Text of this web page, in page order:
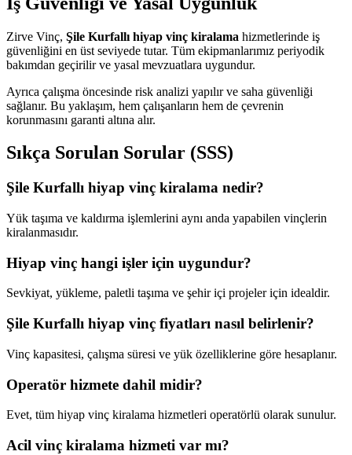
Zirve Vinç, Şile Kurfallı hiyap vinç kiralama hizmetlerinde iş
güvenliğini en üst seviyede tutar. Tüm ekipmanlarımız periyodik
bakımdan geçirilir ve yasal mevzuatlara uygundur.
Ayrıca çalışma öncesinde risk analizi yapılır ve saha güvenliği
sağlanır. Bu yaklaşım, hem çalışanların hem de çevrenin
korunmasını garanti altına alır.
Sıkça Sorulan Sorular (SSS)
Şile Kurfallı hiyap vinç kiralama nedir?
Yük taşıma ve kaldırma işlemlerini aynı anda yapabilen vinçlerin
kiralanmasıdır.
Hiyap vinç hangi işler için uygundur?
Sevkiyat, yükleme, paletli taşıma ve şehir içi projeler için idealdir.
Şile Kurfallı hiyap vinç fiyatları nasıl belirlenir?
Vinç kapasitesi, çalışma süresi ve yük özelliklerine göre hesaplanır.
Operatör hizmete dahil midir?
Evet, tüm hiyap vinç kiralama hizmetleri operatörlü olarak sunulur.
Acil vinç kiralama hizmeti var mı?